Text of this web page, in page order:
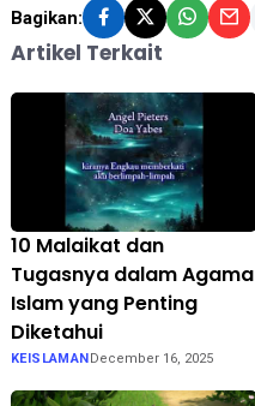
Bagikan:
Artikel Terkait
10 Malaikat dan
Tugasnya dalam Agama
Islam yang Penting
Diketahui
KEISLAMANDecember 16, 2025